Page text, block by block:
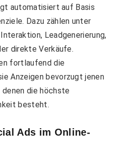
automatisiert auf Basis
Dazu zählen unter
Leadgenerierung,
direkte Verkäufe.
fortlaufend die
Anzeigen bevorzugt jenen
denen die höchste
besteht.
Ads im Online-